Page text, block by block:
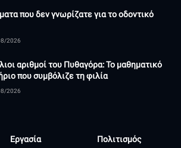
που δεν γνωρίζατε για το οδοντικό
2026
αριθμοί του Πυθαγόρα: Το μαθηματικό
που συμβόλιζε τη φιλία
2026
Εργασία
Πολιτισμός